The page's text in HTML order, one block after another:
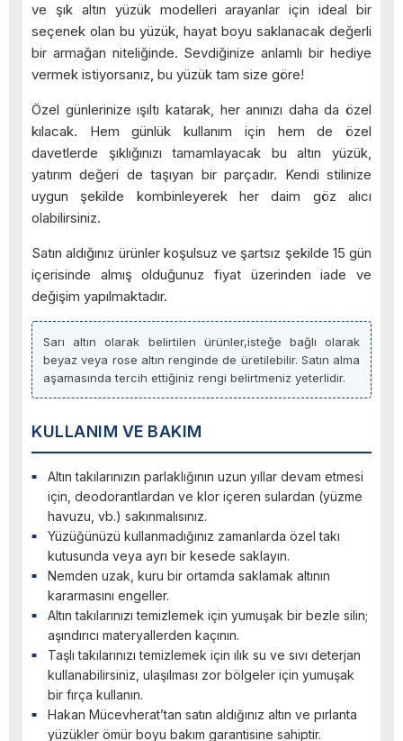
ve şık altın yüzük modelleri arayanlar için ideal bir
seçenek olan bu yüzük, hayat boyu saklanacak değerli
bir armağan niteliğinde. Sevdiğinize anlamlı bir hediye
vermek istiyorsanız, bu yüzük tam size göre!
Özel günlerinize ışıltı katarak, her anınızı daha da özel
kılacak. Hem günlük kullanım için hem de özel
davetlerde şıklığınızı tamamlayacak bu altın yüzük,
yatırım değeri de taşıyan bir parçadır. Kendi stilinize
uygun şekilde kombinleyerek her daim göz alıcı
olabilirsiniz.
Satın aldığınız ürünler koşulsuz ve şartsız şekilde 15 gün
içerisinde almış olduğunuz fiyat üzerinden iade ve
değişim yapılmaktadır.
Sarı altın olarak belirtilen ürünler,isteğe bağlı olarak
beyaz veya rose altın renginde de üretilebilir. Satın alma
aşamasında tercih ettiğiniz rengi belirtmeniz yeterlidir.
KULLANIM VE BAKIM
Altın takılarınızın parlaklığının uzun yıllar devam etmesi
için, deodorantlardan ve klor içeren sulardan (yüzme
havuzu, vb.) sakınmalısınız.
Yüzüğünüzü kullanmadığınız zamanlarda özel takı
kutusunda veya ayrı bir kesede saklayın.
Nemden uzak, kuru bir ortamda saklamak altının
kararmasını engeller.
Altın takılarınızı temizlemek için yumuşak bir bezle silin;
aşındırıcı materyallerden kaçının.
Taşlı takılarınızı temizlemek için ılık su ve sıvı deterjan
kullanabilirsiniz, ulaşılması zor bölgeler için yumuşak
bir fırça kullanın.
Hakan Mücevherat’tan satın aldığınız altın ve pırlanta
yüzükler ömür boyu bakım garantisine sahiptir.